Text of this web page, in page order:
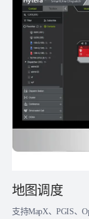
地图调度
支持MapX、PGIS、